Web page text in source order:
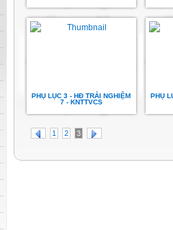
PHỤ LỤC 3 - HĐ TRẢI NGHIỆM
7 - KNTTVCS
PHỤ
1 2 3